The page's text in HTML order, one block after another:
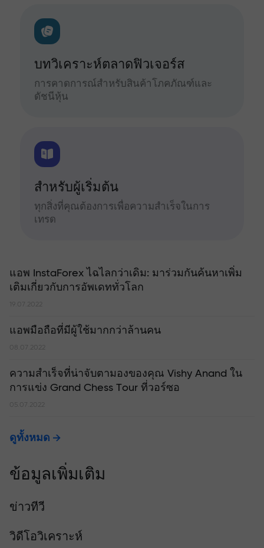
บทวิเคราะห์ตลาดฟิวเจอร์ส
การคาดการณ์สำหรับสินค้าโภคภัณฑ์และ
ดัชนีหุ้น
สำหรับผู้เริ่มต้น
ทุกสิ่งที่คุณต้องการเพื่อความสำเร็จในการ
เทรด
แอพ InstaForex ไฉไลกว่าเดิม: มาร่วมกันค้นหาเพิ่ม
เติมเกี่ยวกับการอัพเดททั่วโลก
19.07.2022
แอพมือถือที่มีผู้ใช้มากกว่าล้านคน
08.07.2022
ความสำเร็จที่น่าจับตามองของคุณ Vishy Anand ใน
การแข่ง Grand Chess Tour ที่วอร์ซอ
ดูทั้งหมด
ข้อมูลเพิ่มเติม
ข่าวทีวี
วิดีโอวิเคราะห์